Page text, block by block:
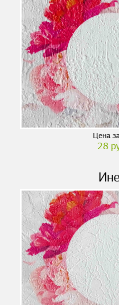
Цена
28